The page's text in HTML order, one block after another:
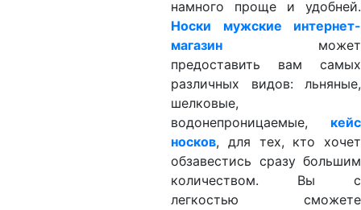
намного проще и удобней.
Носки мужские интернет-
магазин может
предоставить вам самых
различных видов: льняные,
шелковые,
водонепроницаемые, кейс
носков, для тех, кто хочет
обзавестись сразу большим
количеством. Вы с
легкостью сможете